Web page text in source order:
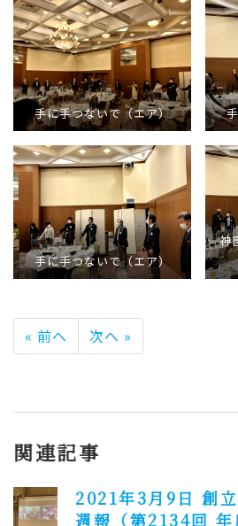
手に手つないで（エア）
手に手つないで（エア）
神
« 前へ 次へ »
関連記事
2021年3月9日 創
週報（第2134回 年